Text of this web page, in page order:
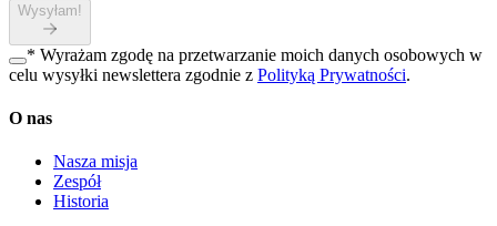
Wysyłam!
* Wyrażam zgodę na przetwarzanie moich danych osobowych w
celu wysyłki newslettera zgodnie z Polityką Prywatności.
O nas
Nasza misja
Zespół
Historia